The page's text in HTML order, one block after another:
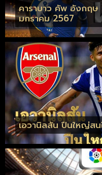
คาราบาว คัพ อังกฤษ
มกราคม 2567
เอวานิลสัน ปืนใหญ่ส